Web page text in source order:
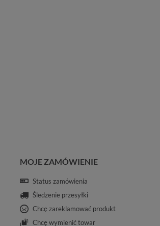
MOJE ZAMÓWIENIE
Status zamówienia
Śledzenie przesyłki
Chcę zareklamować produkt
Chcę wymienić towar